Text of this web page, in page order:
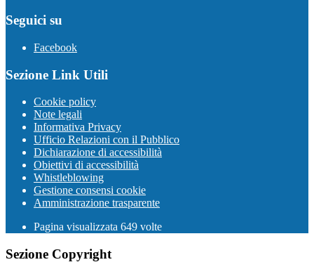
Seguici su
Facebook
Sezione Link Utili
Cookie policy
Note legali
Informativa Privacy
Ufficio Relazioni con il Pubblico
Dichiarazione di accessibilità
Obiettivi di accessibilità
Whistleblowing
Gestione consensi cookie
Amministrazione trasparente
Pagina visualizzata 649 volte
Sezione Copyright